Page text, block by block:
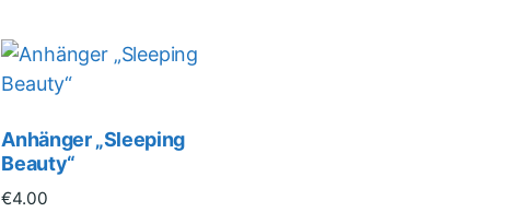
Anhänger „Sleeping
Beauty“
€4.00